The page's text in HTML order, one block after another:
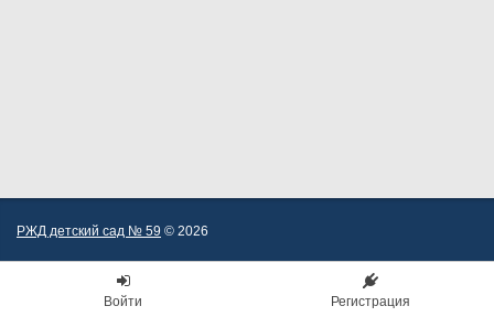
РЖД детский сад № 59 © 2026
Войти Регистрация